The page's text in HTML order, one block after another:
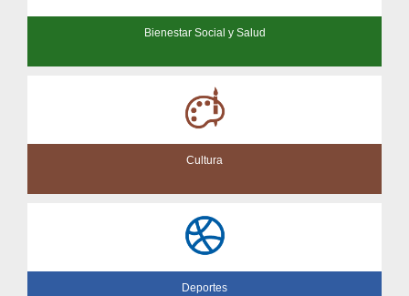
Bienestar Social y Salud
Cultura
Deportes